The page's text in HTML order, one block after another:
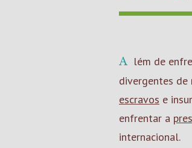
Além de enfrentar o movimento das ruas e das tropas, os interesses
divergentes de
escravos e
enfrentar a
internacional.